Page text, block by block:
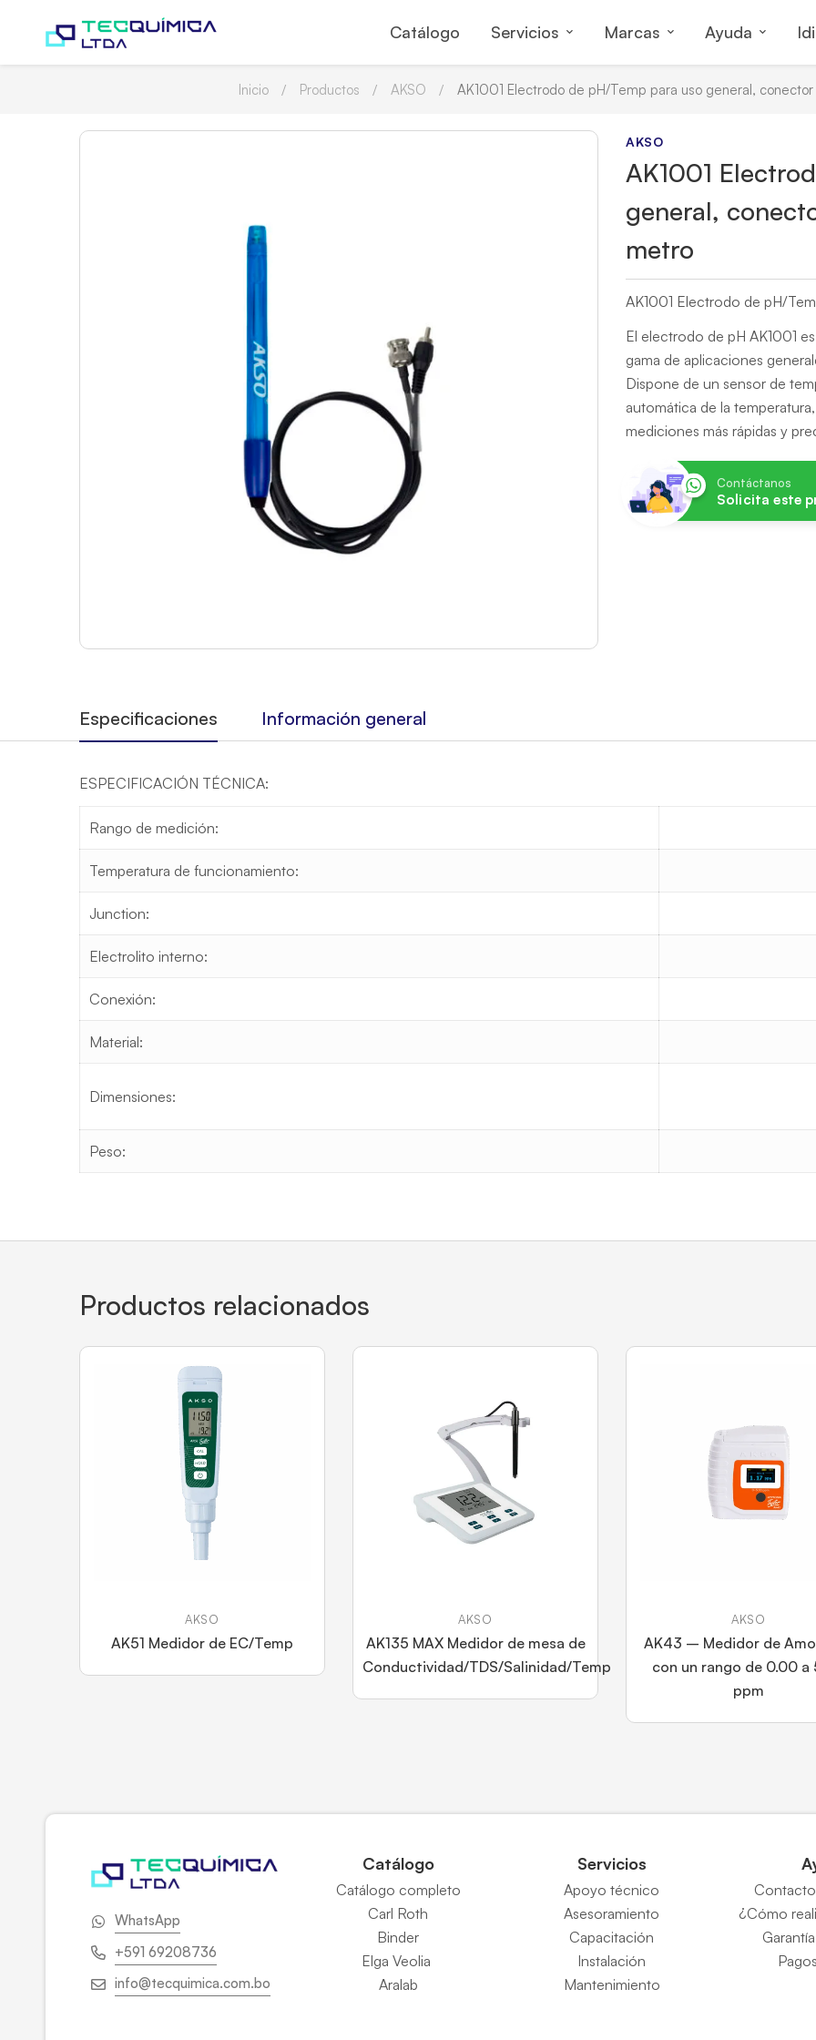
Catálogo Servicios Marcas Ayuda
Inicio Productos AKSO AK1001 Electrodo de pH/Temp para uso general,
AKSO
AK1001
general,
metro
AK1001 Electrodo de pH/
El electrodo de pH AK1001
gama de aplicaciones
Dispone de un sensor de
automática de la
mediciones más rápidas y
Contáctanos
Solicita este
Especificaciones Información general
ESPECIFICACIÓN TÉCNICA:
Rango de medición:
Temperatura de funcionamiento:
Junction:
Electrolito interno:
Conexión:
Material:
Dimensiones:
Peso:
Productos relacionados
AKSO
AK51 Medidor de EC/Temp
AKSO
AK135 MAX Medidor de mesa de
Conductividad/TDS/Salinidad/Temp
AKSO
AK43 – Medidor de
con un rango de 0.00 a
ppm
WhatsApp
+591 69208736
info@tecquimica.com.bo
Catálogo
Catálogo completo
Carl Roth
Binder
Elga Veolia
Aralab
Servicios
Apoyo técnico
Asesoramiento
Capacitación
Instalación
Mantenimiento
¿Cómo